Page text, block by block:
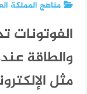
مناهج المملكة
الفوتونات
والطاقة
مثل